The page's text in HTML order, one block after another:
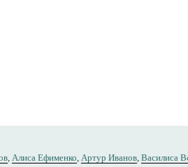
, Алиса Ефименко, Артур Иванов, Василиса